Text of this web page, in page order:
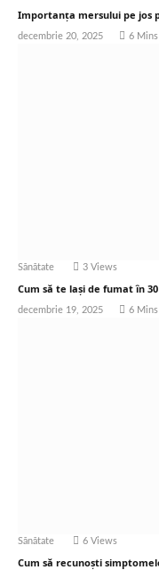
Importanța mersului pe jos
decembrie 20, 2025 6 Mins
Sănătate 3 Views
Cum să te lași de fumat în
decembrie 19, 2025 6 Mins
Sănătate 6 Views
Cum să recunoști